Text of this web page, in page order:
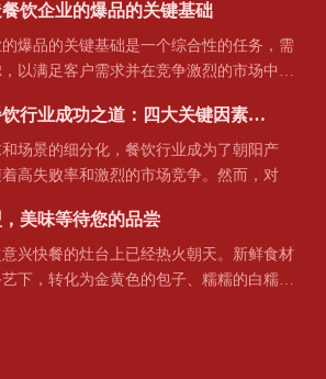
饮企业的爆品的关键基础
品的关键基础是一个综合性的任务，需
以满足客户需求并在竞争激烈的市场中…
行业成功之道：四大关键因素…
景的细分化，餐饮行业成为了朝阳产
高失败率和激烈的市场竞争。然而，对
美味等待您的品尝
快餐的灶台上已经热火朝天。新鲜食材
下，转化为金黄色的包子、糯糯的白糯…